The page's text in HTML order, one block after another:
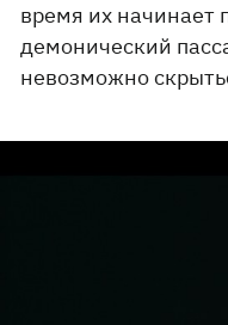
время их начинает
демонический
невозможно